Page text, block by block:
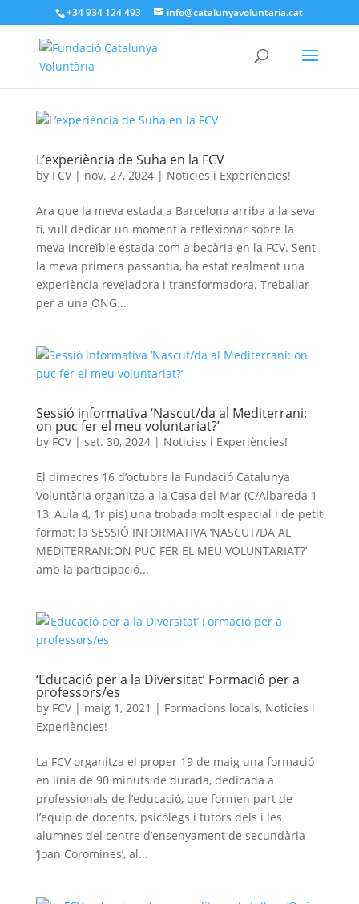
+34 934 124 493 info@catalunyavoluntaria.cat
L’experiència de Suha en la FCV
by FCV| nov. 27, 2024| Noticies i Experiències!
Ara que la meva estada a Barcelona arriba a la seva
fi, vull dedicar un moment a reflexionar sobre la
meva increïble estada com a becària en la FCV. Sent
la meva primera passantia, ha estat realment una
experiència reveladora i transformadora. Treballar
per a una ONG...
Sessió informativa ‘Nascut/da al Mediterrani:
on puc fer el meu voluntariat?’
by FCV| set. 30, 2024| Noticies i Experiències!
El dimecres 16 d’octubre la Fundació Catalunya
Voluntària organitza a la Casa del Mar (C/Albareda 1-
13, Aula 4, 1r pis) una trobada molt especial i de petit
format: la SESSIÓ INFORMATIVA ‘NASCUT/DA AL
MEDITERRANI:ON PUC FER EL MEU VOLUNTARIAT?’
amb la participació...
‘Educació per a la Diversitat’ Formació per a
professors/es
by FCV| maig 1, 2021 | Formacions locals, Noticies i
Experiències!
La FCV organitza el proper 19 de maig una formació
en línia de 90 minuts de durada, dedicada a
professionals de l’educació, que formen part de
l’equip de docents, psicòlegs i tutors dels i les
alumnes del centre d’ensenyament de secundària
‘Joan Coromines’, al...